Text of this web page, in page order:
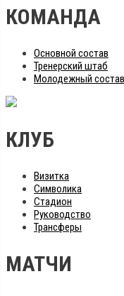
КОМАНДА
Основной состав
Тренерский штаб
Молодежный состав
КЛУБ
Визитка
Символика
Стадион
Руководство
Трансферы
МАТЧИ